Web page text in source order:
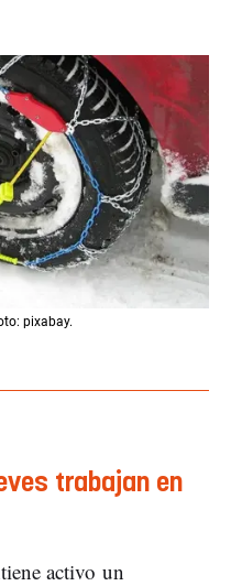
pixabay.
trabajan en
activo un